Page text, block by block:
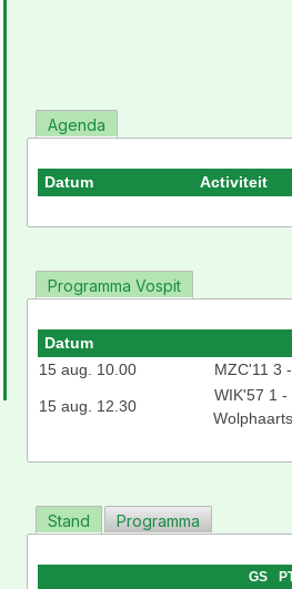
Agenda
Datum Activiteit
Programma Vospit
Datum
15 aug. 10.00
MZC'11 3
15 aug. 12.30
WIK'57 1 -
Stand Programma
GS